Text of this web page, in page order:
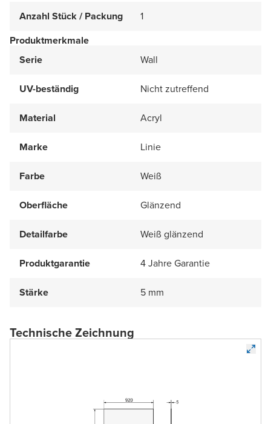
Anzahl Stück / Packung
1
Produktmerkmale
Serie
Wall
UV-beständig Nicht zutreffend
Material Acryl
Marke Linie
Farbe Weiß
Oberfläche Glänzend
Detailfarbe Weiß glänzend
Produktgarantie 4 Jahre Garantie
Stärke 5 mm
Technische Zeichnung